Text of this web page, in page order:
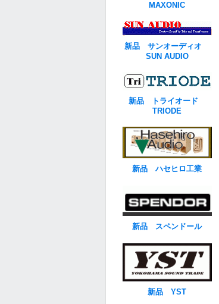
MAXONIC
新品 サンオーディオ
SUN AUDIO
新品 トライオード
TRIODE
新品 ハセヒロ工業
新品 スペンドール
新品 YST